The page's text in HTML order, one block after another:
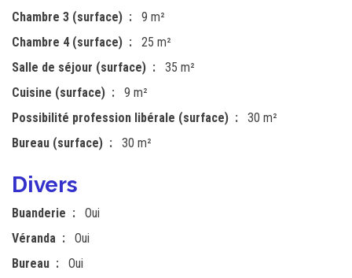
Chambre 3 (surface)
9 m²
Chambre 4 (surface)
25 m²
Salle de séjour (surface)
35 m²
Cuisine (surface)
9 m²
Possibilité profession libérale (surface)
30 m²
Bureau (surface)
30 m²
Divers
Buanderie
Oui
Véranda
Oui
Bureau
Oui